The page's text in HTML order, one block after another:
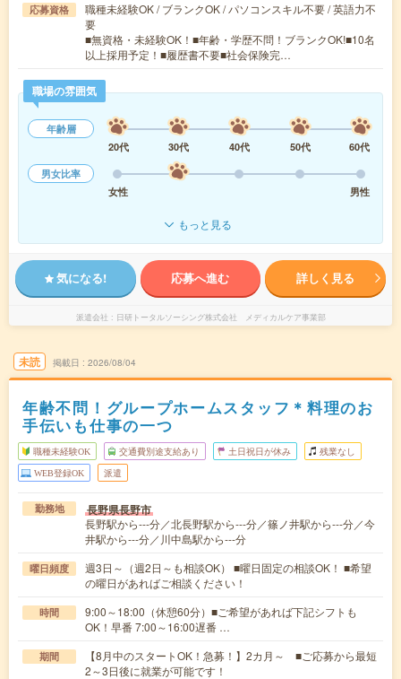
応募資格
職種未経験OK / ブランクOK / パソコンスキル不要 / 英語力不
要
■無資格・未経験OK！■年齢・学歴不問！ブランクOK!■10名
以上採用予定！■履歴書不要■社会保険完…
職場の雰囲気
年齢層
20代
30代 40代 50代
60代
男女比率
女性
男性
もっと見る
気になる! 応募へ進む 詳しく見る
派遣会社 日研トータルソーシング株式会社 メディカルケア事業部
未読 掲載日 2026/08/04
年齢不問！グループホームスタッフ＊料理のお
手伝いも仕事の一つ
職種未経験OK 交通費別途支給あり 土日祝日が休み 残業なし
WEB登録OK 派遣
勤務地 長野県長野市
長野駅から---分／北長野駅から---分／篠ノ井駅から---分／今
井駅から---分／川中島駅から---分
曜日頻度
週3日～（週2日～も相談OK） ■曜日固定の相談OK！ ■希望
の曜日があればご相談ください！
時間
9:00～18:00（休憩60分）■ご希望があれば下記シフトも
OK！早番 7:00～16:00遅番 …
期間
【8月中のスタートOK！急募！】2カ月～ ■ご応募から最短
2～3日後に就業が可能です！